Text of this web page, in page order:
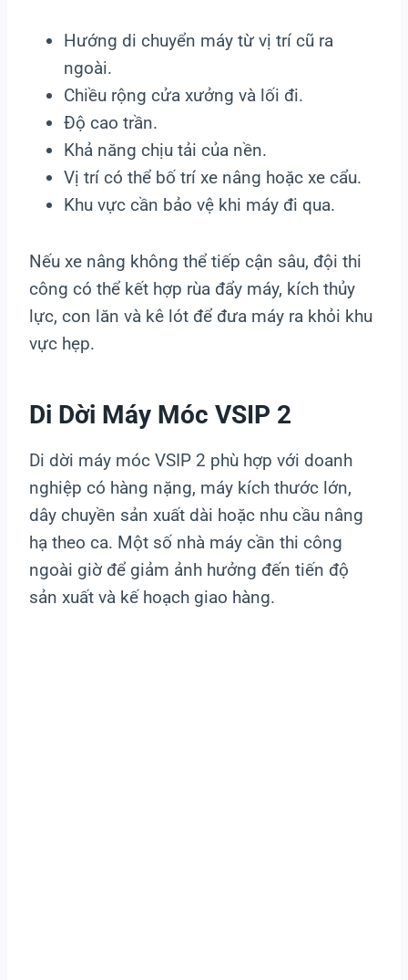
Hướng di chuyển máy từ vị trí cũ ra
ngoài.
Chiều rộng cửa xưởng và lối đi.
Độ cao trần.
Khả năng chịu tải của nền.
Vị trí có thể bố trí xe nâng hoặc xe cẩu.
Khu vực cần bảo vệ khi máy đi qua.
Nếu xe nâng không thể tiếp cận sâu, đội thi
công có thể kết hợp rùa đẩy máy, kích thủy
lực, con lăn và kê lót để đưa máy ra khỏi khu
vực hẹp.
Di Dời Máy Móc VSIP 2
Di dời máy móc VSIP 2 phù hợp với doanh
nghiệp có hàng nặng, máy kích thước lớn,
dây chuyền sản xuất dài hoặc nhu cầu nâng
hạ theo ca. Một số nhà máy cần thi công
ngoài giờ để giảm ảnh hưởng đến tiến độ
sản xuất và kế hoạch giao hàng.